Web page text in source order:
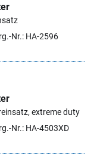
Nr.: HA-2596
extreme duty
Nr.: HA-4503XD